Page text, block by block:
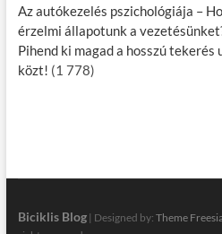
Az autókezelés pszichológiája –
érzelmi állapotunk a
Pihend ki magad a hosszú tekerés
közt! (1 778)
Biciklis Blog| Designed by: Theme